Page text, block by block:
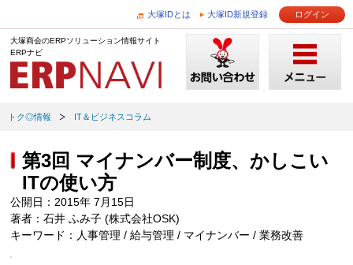
大塚IDとは 大塚ID新規登録 ログイン
大塚商会のERPソリューション情報サイト
ERPナビ
トク◎情報 IT＆ビジネスコラム
第3回 マイナンバー制度、かしこい
ITの使い方
公開日：2015年 7月15日
著者：石井 ふみ子 (株式会社OSK)
キーワード：人事管理 / 給与管理 / マイナンバー / 業務改善